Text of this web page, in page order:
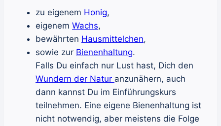
zu eigenem Honig,
eigenem Wachs,
bewährten Hausmittelchen,
sowie zur Bienenhaltung.
Falls Du einfach nur Lust hast, Dich den
Wundern der Natur anzunähern, auch
dann kannst Du im Einführungskurs
teilnehmen. Eine eigene Bienenhaltung ist
nicht notwendig, aber meistens die Folge